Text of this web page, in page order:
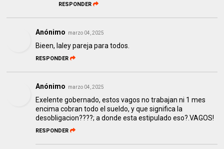
RESPONDER
Anónimo marzo 04, 2025
Bieen, laley pareja para todos.
RESPONDER
Anónimo marzo 04, 2025
Exelente gobernado, estos vagos no trabajan ni 1 mes
encima cobran todo el sueldo, y que significa la
desobligacion????; a donde esta estipulado eso?.VAGOS!
RESPONDER